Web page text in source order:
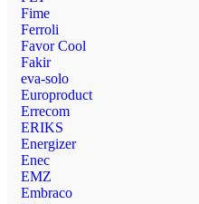
Fime
Ferroli
Favor Cool
Fakir
eva-solo
Europroduct
Errecom
ERIKS
Energizer
Enec
EMZ
Embraco